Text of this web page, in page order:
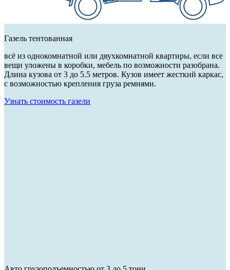
Газель тентованная
всё из однокомнатной или двухкомнатной квартиры, если все
вещи уложены в коробки, мебель по возможности разобрана.
Длина кузова от 3 до 5.5 метров. Кузов имеет жесткий каркас,
с возможностью крепления груза ремнями.
Узнать стоимость газели